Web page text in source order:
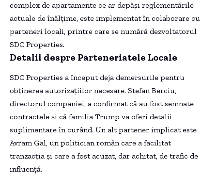
complex de apartamente ce ar depăși reglementările
actuale de înălțime, este implementat în colaborare cu
parteneri locali, printre care se numără dezvoltatorul
SDC Properties.
Detalii despre Parteneriatele Locale
SDC Properties a început deja demersurile pentru
obținerea autorizațiilor necesare. Ștefan Berciu,
directorul companiei, a confirmat că au fost semnate
contractele și că familia Trump va oferi detalii
suplimentare în curând. Un alt partener implicat este
Avram Gal, un politician român care a facilitat
tranzacția și care a fost acuzat, dar achitat, de trafic de
influență.